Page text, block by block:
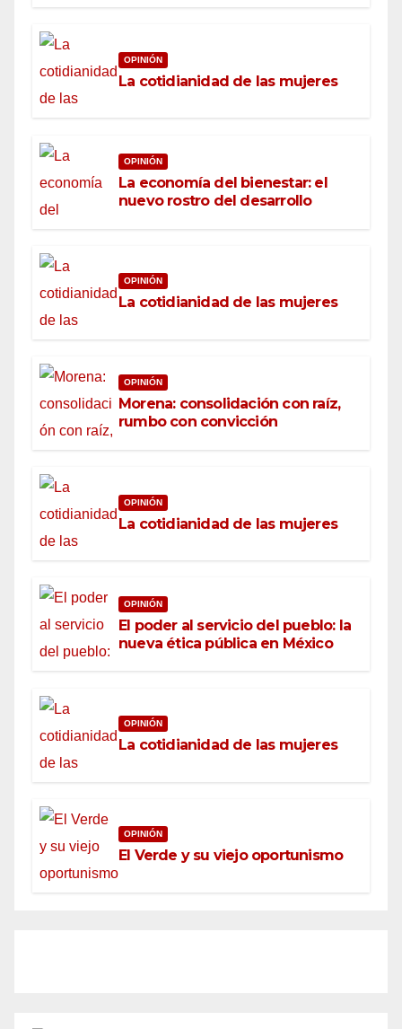
OPINIÓN
La cotidianidad de las mujeres
OPINIÓN
La economía del bienestar: el
nuevo rostro del desarrollo
OPINIÓN
La cotidianidad de las mujeres
OPINIÓN
Morena: consolidación con raíz,
rumbo con convicción
OPINIÓN
La cotidianidad de las mujeres
OPINIÓN
El poder al servicio del pueblo: la
nueva ética pública en México
OPINIÓN
La cotidianidad de las mujeres
OPINIÓN
El Verde y su viejo oportunismo